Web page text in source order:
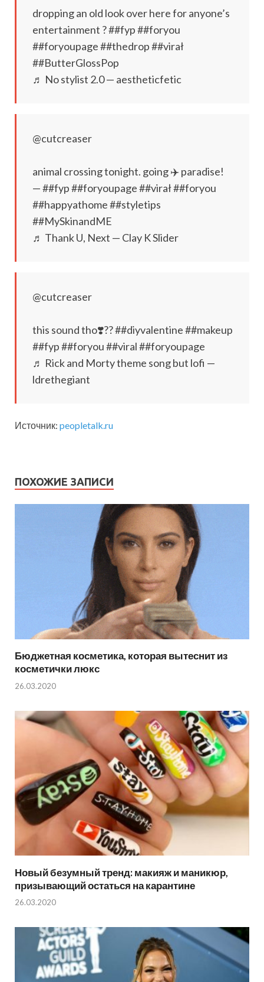
dropping an old look over here for anyone’s
entertainment ? ##fyp ##foryou
##foryoupage ##thedrop ##virał
##ButterGlossPop
♬ No stylist 2.0 — aestheticfetic
@cutcreaser
animal crossing tonight. going ✈️ paradise!
— ##fyp ##foryoupage ##virał ##foryou
##happyathome ##styletips
##MySkinandME
♬ Thank U, Next — Clay K Slider
@cutcreaser
this sound tho❣️?? ##diyvalentine ##makeup
##fyp ##foryou ##viral ##foryoupage
♬ Rick and Morty theme song but lofi —
ldrethegiant
Источник: peopletalk.ru
ПОХОЖИЕ ЗАПИСИ
Бюджетная косметика, которая вытеснит из
косметички люкс
26.03.2020
Новый безумный тренд: макияж и маникюр,
призывающий остаться на карантине
26.03.2020